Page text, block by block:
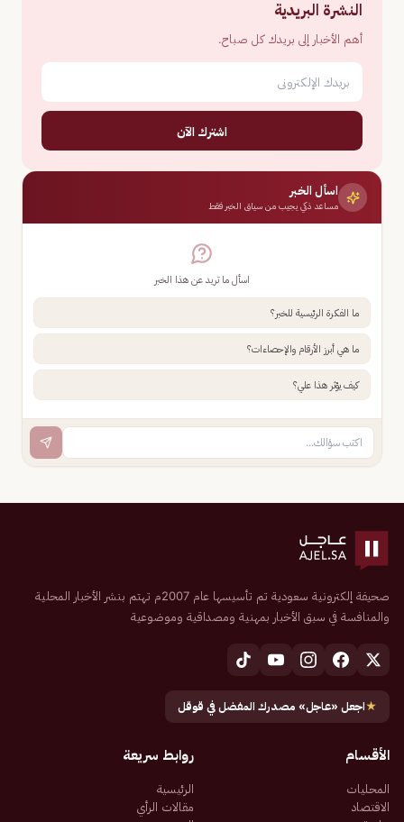
النشرة البريدية
أهم الأخبار إلى بريدك كل صباح.
اشترك الآن
اسأل الخبر
مساعد ذكي يجيب من سياق الخبر فقط
اسأل ما تريد عن هذا الخبر
ما الفكرة الرئيسية للخبر؟
ما هي أبرز الأرقام والإحصاءات؟
كيف يؤثر هذا علي؟
صحيفة إلكترونية سعودية تم تأسيسها عام 2007م تهتم بنشر الأخبار المحلية
والمنافسة في سبق الأخبار بمهنية ومصداقية وموضوعية
★اجعل «عاجل» مصدرك المفضل في قوقل
الأقسام
المحليات
الاقتصاد
روابط سريعة
الرئيسية
مقالات الرأي